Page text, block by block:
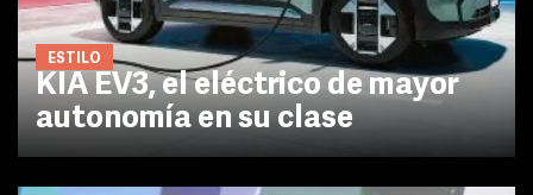
ESTILO
KIA EV3, el eléctrico de mayor
autonomía en su clase